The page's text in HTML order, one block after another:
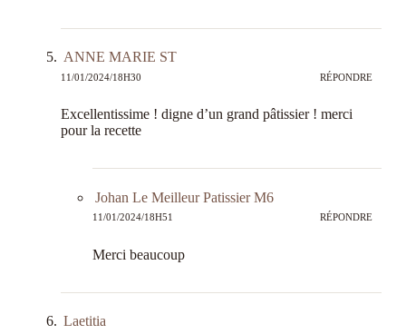
ANNE MARIE ST
11/01/2024/18H30 RÉPONDRE
Excellentissime ! digne d’un grand pâtissier ! merci
pour la recette
Johan Le Meilleur Patissier M6
11/01/2024/18H51 RÉPONDRE
Merci beaucoup
Laetitia